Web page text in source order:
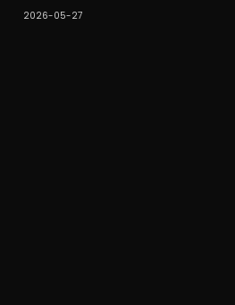
2026-05-27